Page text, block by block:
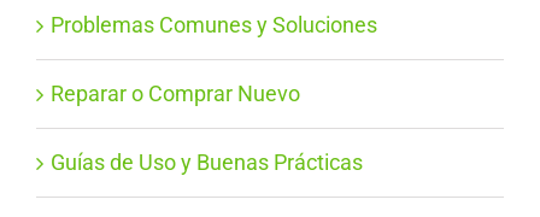
Problemas Comunes y Soluciones
Reparar o Comprar Nuevo
Guías de Uso y Buenas Prácticas